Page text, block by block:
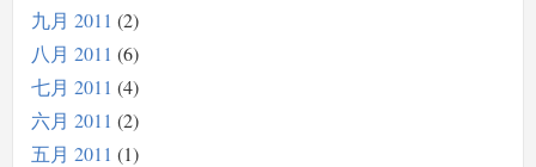
九月 2011 2
八月 2011 6
七月 2011 4
六月 2011 2
五月 2011
1